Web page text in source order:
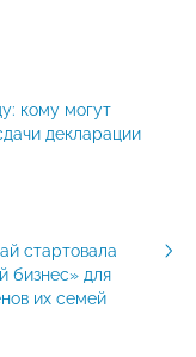
кому могут
декларации
стартовала
бизнес» для
их семей